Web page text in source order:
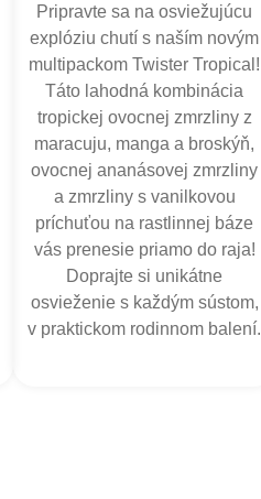
Pripravte sa na osviežujúcu
explóziu chutí s naším novým
multipackom Twister Tropical!
Táto lahodná kombinácia
tropickej ovocnej zmrzliny z
maracuju, manga a broskýň,
ovocnej ananásovej zmrzliny
a zmrzliny s vanilkovou
príchuťou na rastlinnej báze
vás prenesie priamo do raja!
Doprajte si unikátne
osvieženie s každým sústom,
v praktickom rodinnom balení.